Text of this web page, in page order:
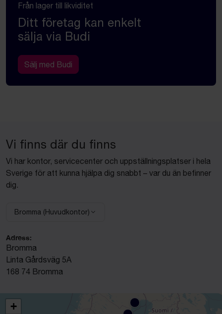
Från lager till likviditet
Ditt företag kan enkelt
sälja via Budi
Sälj med Budi
Vi finns där du finns
Vi har kontor, servicecenter och uppställningsplatser i hela
Sverige för att kunna hjälpa dig snabbt – var du än befinner
dig.
Välj anläggning:
Bromma (Huvudkontor)
Adress:
Bromma
Linta Gårdsväg 5A
168 74 Bromma
+